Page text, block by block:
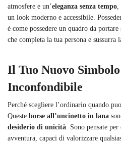
atmosfere e un’eleganza senza tempo,
un look moderno e accessibile.
è come possedere un quadro da portare
che completa la tua persona e sussurra
Il Tuo Nuovo
Inconfondibile
Perché scegliere l’ordinario quando
Queste borse all’uncinetto in lana
desiderio di unicità. Sono pensate
avventura, capaci di valorizzare